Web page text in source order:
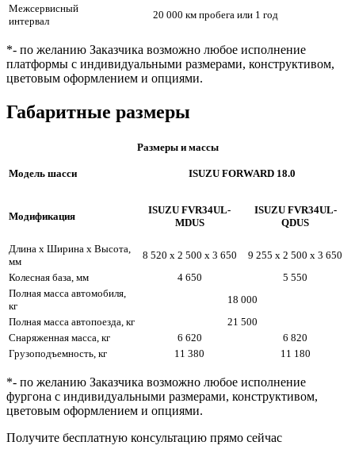
Межсервисный
интервал
20 000 км пробега или 1 год
*- по желанию Заказчика возможно любое исполнение
платформы с индивидуальными размерами, конструктивом,
цветовым оформлением и опциями.
Габаритные размеры
Размеры и массы
Модель шасси ISUZU FORWARD 18.0
Модификация
ISUZU FVR34UL-
MDUS
ISUZU FVR34UL-
QDUS
Длина х Ширина х Высота,
мм
8 520 х 2 500 х 3 650
9 255 х 2 500 х 3 650
Колесная база, мм
4 650
5 550
Полная масса автомобиля,
кг
18 000
Полная масса автопоезда, кг
21 500
Снаряженная масса, кг
6 620
6 820
Грузоподъемность, кг
11 380 11 180
*- по желанию Заказчика возможно любое исполнение
фургона с индивидуальными размерами, конструктивом,
цветовым оформлением и опциями.
Получите бесплатную консультацию прямо сейчас